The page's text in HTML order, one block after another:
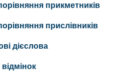
прикметників
прислівників
дієслова